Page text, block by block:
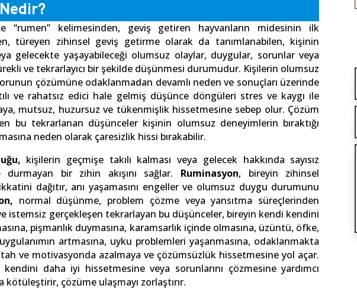
“rumen” kelimesinden, geviş getiren hayvanların midesinin ilk
türeyen zihinsel geviş getirme olarak da tanımlanabilen, kişinin
gelecekte yaşayabileceği olumsuz olaylar, duygular, sorunlar veya
ve tekrarlayıcı bir şekilde düşünmesi durumudur. Kişilerin olumsuz
çözümüne odaklanmadan devamlı neden ve sonuçları üzerinde
ve rahatsız edici hale gelmiş düşünce döngüleri stres ve kaygı ile
mutsuz, huzursuz ve tükenmişlik hissetmesine sebep olur. Çözüm
bu tekrarlanan düşünceler kişinin olumsuz deneyimlerin bıraktığı
neden olarak çaresizlik hissi bırakabilir.
kişilerin geçmişe takılı kalması veya gelecek hakkında sayısız
durmayan bir zihin akışını sağlar. Ruminasyon, bireyin zihinsel
dağıtır, anı yaşamasını engeller ve olumsuz duygu durumunu
normal düşünme, problem çözme veya yansıtma süreçlerinden
istemsiz gerçekleşen tekrarlayan bu düşünceler, bireyin kendi kendini
pişmanlık duymasına, karamsarlık içinde olmasına, üzüntü, öfke,
artmasına, uyku problemleri yaşanmasına, odaklanmakta
ve motivasyonda azalmaya ve çözümsüzlük hissetmesine yol açar.
daha iyi hissetmesine veya sorunlarını çözmesine yardımcı
kötüleştirir, çözüme ulaşmayı zorlaştırır.